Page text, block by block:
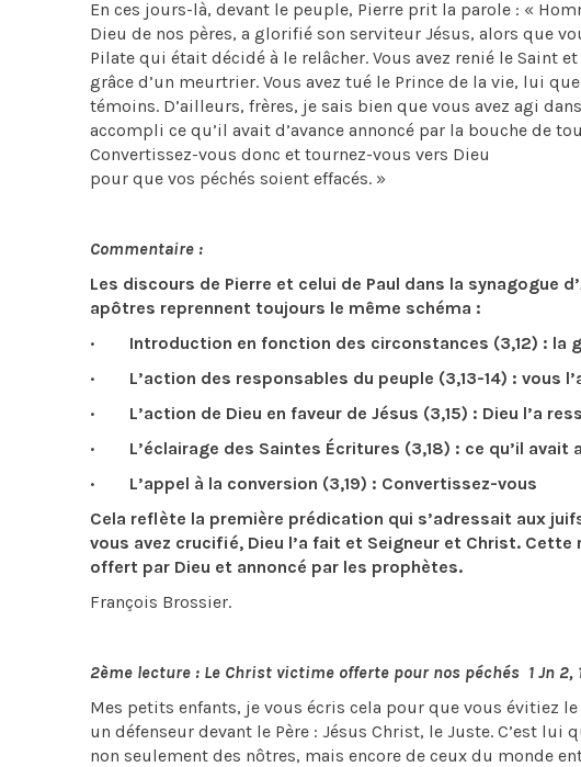
En ces jours-là, devant le peuple, Pierre prit la parole : «
Dieu de nos pères, a glorifié son serviteur Jésus, alors que
Pilate qui était décidé à le relâcher. Vous avez renié le Saint
grâce d’un meurtrier. Vous avez tué le Prince de la vie, lui
témoins. D’ailleurs, frères, je sais bien que vous avez agi
accompli ce qu’il avait d’avance annoncé par la bouche de
Convertissez-vous donc et tournez-vous vers Dieu
pour que vos péchés soient effacés. »
Commentaire :
Les discours de Pierre et celui de Paul dans la synagogue
apôtres reprennent toujours le même schéma :
· Introduction en fonction des circonstances (3,12) : la
· L’action des responsables du peuple (3,13-14) : vous
· L’action de Dieu en faveur de Jésus (3,15) : Dieu l’a
· L’éclairage des Saintes Écritures (3,18) : ce qu’il avait
· L’appel à la conversion (3,19) : Convertissez-vous
Cela reflète la première prédication qui s’adressait aux
vous avez crucifié, Dieu l’a fait et Seigneur et Christ.
offert par Dieu et annoncé par les prophètes.
François Brossier.
2ème lecture : Le Christ victime offerte pour nos péchés 1 Jn 2,
Mes petits enfants, je vous écris cela pour que vous évitiez
un défenseur devant le Père : Jésus Christ, le Juste. C’est
non seulement des nôtres, mais encore de ceux du monde